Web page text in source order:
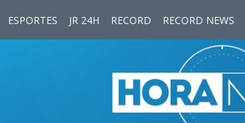
ESPORTES JR 24H RECORD RECORD NEWS